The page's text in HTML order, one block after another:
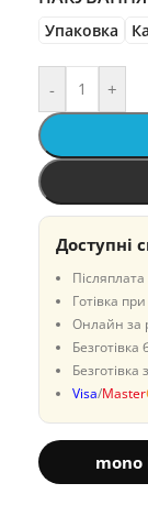
Упаковка
- +
Доступні
Післяплата
Готівка
Онлайн за
Безготівка
Visa/Master